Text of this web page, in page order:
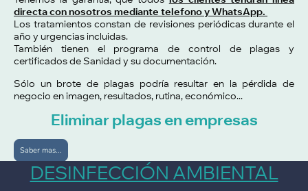
directa con nosotros mediante telefono y WhatsApp.
Los tratamientos constan de revisiones periódicas durante el
año y urgencias incluidas.
También tienen el programa de control de plagas y
certificados de Sanidad y su documentación.
Sólo un brote de plagas podría resultar en la pérdida de
negocio en imagen, resultados, rutina, económico...
Eliminar plagas en empresas
Saber mas...
DESINFECCIÓN AMBIENTAL